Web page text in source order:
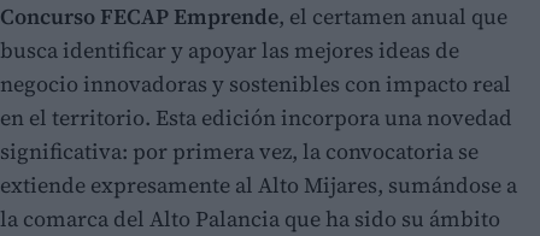
Concurso FECAP Emprende, el certamen anual que
busca identificar y apoyar las mejores ideas de
negocio innovadoras y sostenibles con impacto real
en el territorio. Esta edición incorpora una novedad
significativa: por primera vez, la convocatoria se
extiende expresamente al Alto Mijares, sumándose a
la comarca del Alto Palancia que ha sido su ámbito